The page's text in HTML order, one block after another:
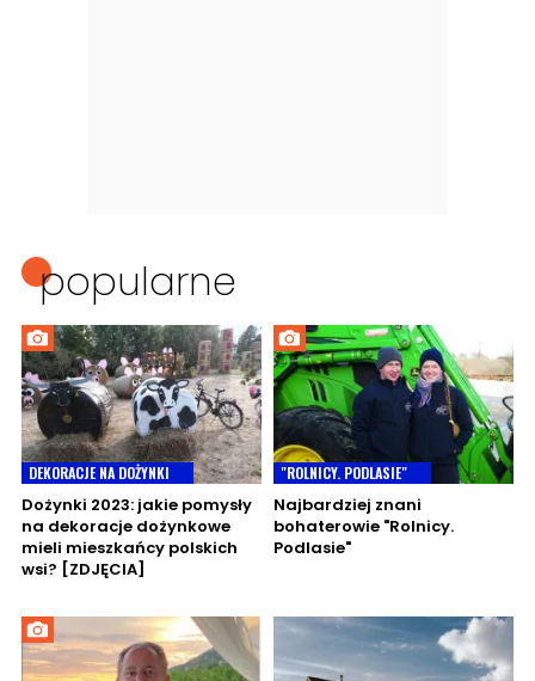
popularne
DEKORACJE NA DOŻYNKI
Dożynki 2023: jakie pomysły
na dekoracje dożynkowe
mieli mieszkańcy polskich
wsi? [ZDJĘCIA]
"ROLNICY. PODLASIE"
Najbardziej znani
bohaterowie "Rolnicy.
Podlasie"